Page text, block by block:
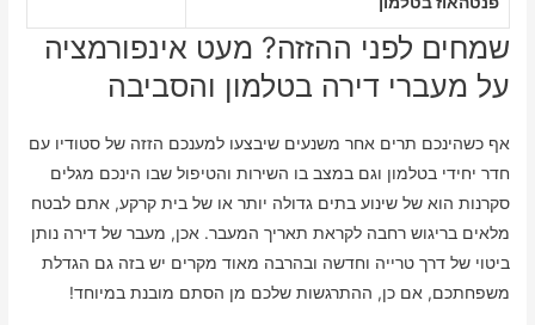
שמחים לפני ההזזה? מעט אינפורמציה
על מעברי דירה בטלמון והסביבה
אף כשהינכם תרים אחר משנעים שיבצעו למענכם הזזה של סטודיו עם
חדר יחידי בטלמון וגם במצב בו השירות והטיפול שבו הינכם מגלים
סקרנות הוא של שינוע בתים גדולה יותר או של בית קרקע, אתם לבטח
מלאים בריגוש רחבה לקראת תאריך המעבר. אכן, מעבר של דירה נותן
ביטוי של דרך טרייה וחדשה ובהרבה מאוד מקרים יש בזה גם הגדלת
משפחתכם, אם כן, ההתרגשות שלכם מן הסתם מובנת במיוחד!